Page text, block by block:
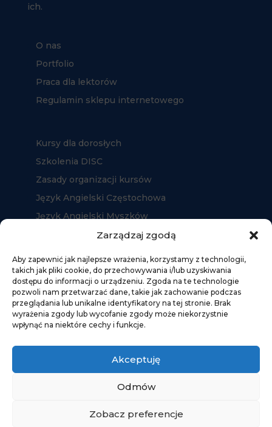
Zarządzaj zgodą
Aby zapewnić jak najlepsze wrażenia, korzystamy z technologii,
takich jak pliki cookie, do przechowywania i/lub uzyskiwania
dostępu do informacji o urządzeniu. Zgoda na te technologie
pozwoli nam przetwarzać dane, takie jak zachowanie podczas
przeglądania lub unikalne identyfikatory na tej stronie. Brak
wyrażenia zgody lub wycofanie zgody może niekorzystnie
wpłynąć na niektóre cechy i funkcje.
Akceptuję
Odmów
Zobacz preferencje
ich.
O nas
Portfolio
Praca dla lektorów
Regulamin sklepu internetowego
Kursy dla dorosłych
Szkolenia DISC
Zasady organizacji kursów
Język Angielski Częstochowa
Język Angielski Myszków
Język Angielski Kłobuck